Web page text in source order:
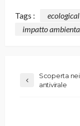
Tags :
impatto
Scoperta
antivirale